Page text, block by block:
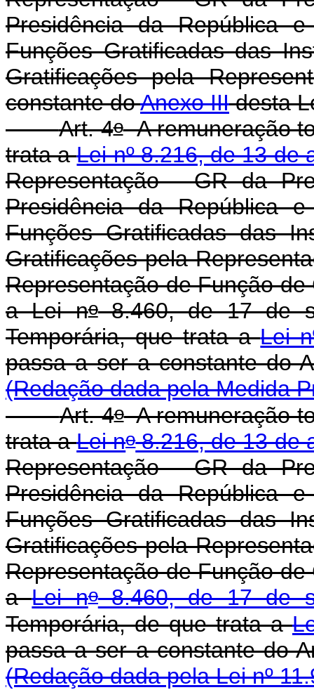
Presidência da República
Funções Gratificadas das
Gratificações pela
constante doAnexo IIIdesta
Art. 4oA remuneração
trata aLei nº 8.216, de 13 de
Representação - GR da
Presidência da República
Funções Gratificadas das
Gratificações pela
Representação de Função
a Lei no8.460, de 17 de
Temporária, que trata aLei
passa a ser a
(Redação dada pela Medida
Art. 4oA remuneração
trata aLei no8.216, de 13 de
Representação - GR da
Presidência da República
Funções Gratificadas das
Gratificações pela
Representação de Função
aLei no8.460, de 17 de
Temporária, de que trata a
passa a ser a
(Redação dada pela Lei nº